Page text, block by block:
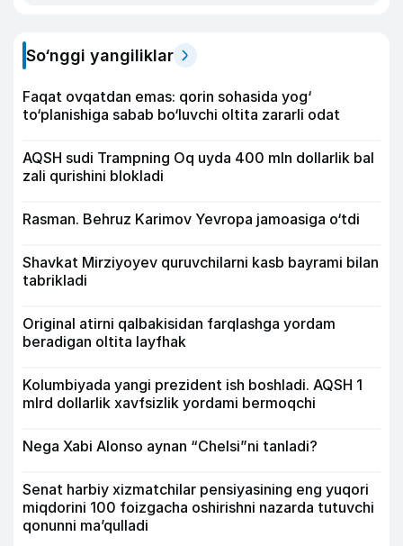
So‘nggi yangiliklar
Faqat ovqatdan emas: qorin sohasida yog‘
to‘planishiga sabab bo‘luvchi oltita zararli odat
AQSH sudi Trampning Oq uyda 400 mln dollarlik bal
zali qurishini blokladi
Rasman. Behruz Karimov Yevropa jamoasiga o‘tdi
Shavkat Mirziyoyev quruvchilarni kasb bayrami bilan
tabrikladi
Original atirni qalbakisidan farqlashga yordam
beradigan oltita layfhak
Kolumbiyada yangi prezident ish boshladi. AQSH 1
mlrd dollarlik xavfsizlik yordami bermoqchi
Nega Xabi Alonso aynan “Chelsi”ni tanladi?
Senat harbiy xizmatchilar pensiyasining eng yuqori
miqdorini 100 foizgacha oshirishni nazarda tutuvchi
qonunni ma’qulladi